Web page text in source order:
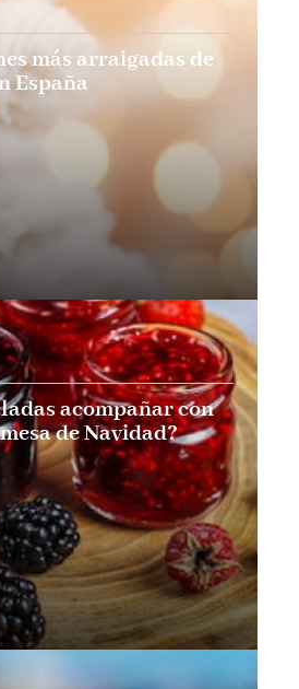
más arraigadas de
España
acompañar con
de Navidad?